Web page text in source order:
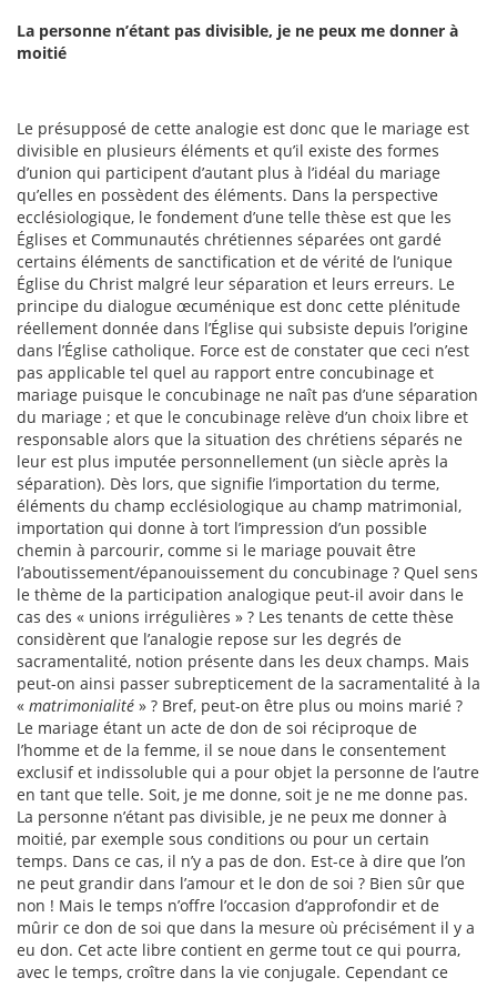
La personne n’étant pas divisible, je ne peux me donner à
moitié
Le présupposé de cette analogie est donc que le mariage est
divisible en plusieurs éléments et qu’il existe des formes
d’union qui participent d’autant plus à l’idéal du mariage
qu’elles en possèdent des éléments. Dans la perspective
ecclésiologique, le fondement d’une telle thèse est que les
Églises et Communautés chrétiennes séparées ont gardé
certains éléments de sanctification et de vérité de l’unique
Église du Christ malgré leur séparation et leurs erreurs. Le
principe du dialogue œcuménique est donc cette plénitude
réellement donnée dans l’Église qui subsiste depuis l’origine
dans l’Église catholique. Force est de constater que ceci n’est
pas applicable tel quel au rapport entre concubinage et
mariage puisque le concubinage ne naît pas d’une séparation
du mariage ; et que le concubinage relève d’un choix libre et
responsable alors que la situation des chrétiens séparés ne
leur est plus imputée personnellement (un siècle après la
séparation). Dès lors, que signifie l’importation du terme,
éléments du champ ecclésiologique au champ matrimonial,
importation qui donne à tort l’impression d’un possible
chemin à parcourir, comme si le mariage pouvait être
l’aboutissement/épanouissement du concubinage ? Quel sens
le thème de la participation analogique peut-il avoir dans le
cas des « unions irrégulières » ? Les tenants de cette thèse
considèrent que l’analogie repose sur les degrés de
sacramentalité, notion présente dans les deux champs. Mais
peut-on ainsi passer subrepticement de la sacramentalité à la
« matrimonialité » ? Bref, peut-on être plus ou moins marié ?
Le mariage étant un acte de don de soi réciproque de
l’homme et de la femme, il se noue dans le consentement
exclusif et indissoluble qui a pour objet la personne de l’autre
en tant que telle. Soit, je me donne, soit je ne me donne pas.
La personne n’étant pas divisible, je ne peux me donner à
moitié, par exemple sous conditions ou pour un certain
temps. Dans ce cas, il n’y a pas de don. Est-ce à dire que l’on
ne peut grandir dans l’amour et le don de soi ? Bien sûr que
non ! Mais le temps n’offre l’occasion d’approfondir et de
mûrir ce don de soi que dans la mesure où précisément il y a
eu don. Cet acte libre contient en germe tout ce qui pourra,
avec le temps, croître dans la vie conjugale. Cependant ce